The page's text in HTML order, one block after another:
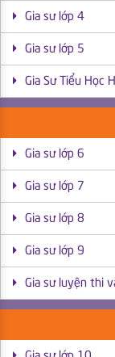
Gia sư lớp 4
Gia sư lớp 5
Gia Sư Tiểu Học
Gia sư lớp 6
Gia sư lớp 7
Gia sư lớp 8
Gia sư lớp 9
Gia sư luyện thi